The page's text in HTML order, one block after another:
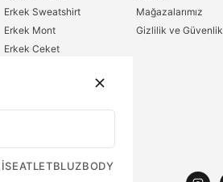
Erkek Sweatshirt
Erkek Mont
Erkek Ceket
Mağazalarımız
Gizlilik ve Güvenlik
ATLETBLUZBODY